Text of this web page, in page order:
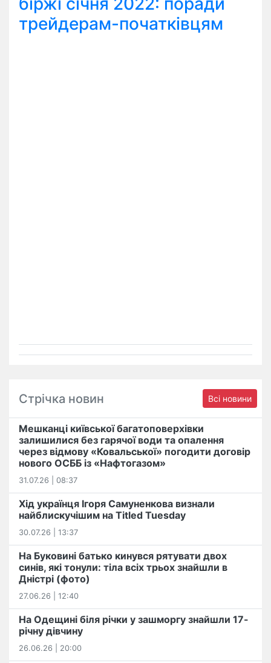
трейдерам-початківцям
Стрічка новин Всі новини
Мешканці київської багатоповерхівки
залишилися без гарячої води та опалення
через відмову «Ковальської» погодити договір
нового ОСББ із «Нафтогазом»
31.07.26 | 08:37
Хід українця Ігоря Самуненкова визнали
найблискучішим на Titled Tuesday
30.07.26 | 13:37
На Буковині батько кинувся рятувати двох
синів, які тонули: тіла всіх трьох знайшли в
Дністрі (фото)
27.06.26 | 12:40
На Одещині біля річки у зашморгу знайшли 17-
річну дівчину
26.06.26 | 20:00